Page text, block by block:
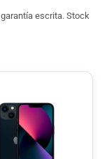
escrita. Stock